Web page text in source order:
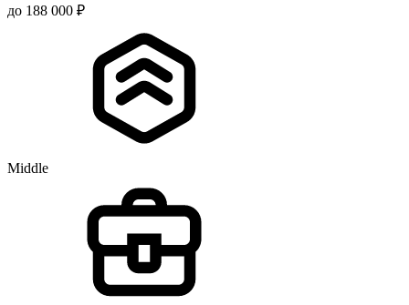
до 188 000 ₽
Middle